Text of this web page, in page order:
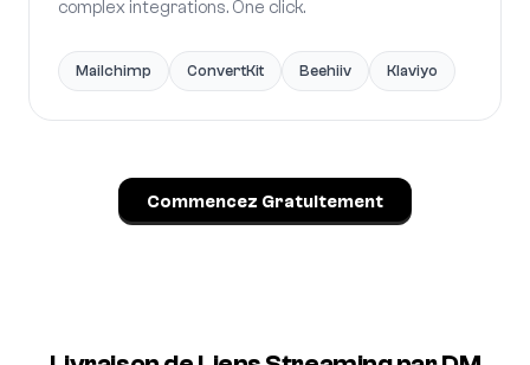
complex integrations. One click.
Mailchimp ConvertKit Beehiiv Klaviyo
Commencez Gratuitement